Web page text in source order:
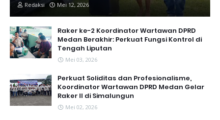
Redaksi Mei 12, 2026
Raker ke-2 Koordinator Wartawan DPRD
Medan Berakhir: Perkuat Fungsi Kontrol di
Tengah Liputan
Mei 03, 2026
Perkuat Soliditas dan Profesionalisme,
Koordinator Wartawan DPRD Medan Gelar
Raker II di Simalungun
Mei 02, 2026